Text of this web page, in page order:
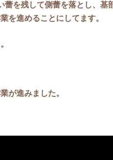
を残して側蕾を落とし、
を進めることにしてます。
が進みました。